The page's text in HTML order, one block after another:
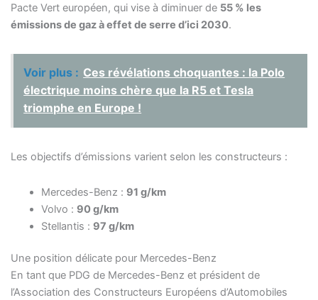
Pacte Vert européen, qui vise à diminuer de 55 % les
émissions de gaz à effet de serre d’ici 2030.
Voir plus : Ces révélations choquantes : la Polo
électrique moins chère que la R5 et Tesla
triomphe en Europe !
Les objectifs d’émissions varient selon les constructeurs :
Mercedes-Benz : 91 g/km
Volvo : 90 g/km
Stellantis : 97 g/km
Une position délicate pour Mercedes-Benz
En tant que PDG de Mercedes-Benz et président de
l’Association des Constructeurs Européens d’Automobiles